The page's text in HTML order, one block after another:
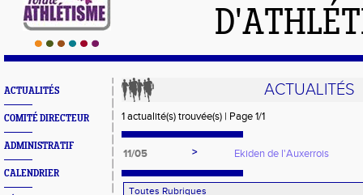
ACTUALITÉS
COMITÉ DIRECTEUR
ADMINISTRATIF
CALENDRIER
ACTUALITÉS
1 actualité(s) trouvée(s) | Page 1/1
11/05 > Ekiden de l'Auxerrois